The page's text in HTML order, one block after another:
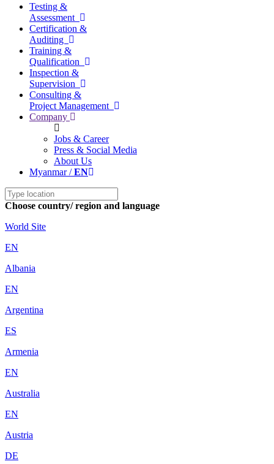
Testing &
Assessment
Certification &
Auditing
Training &
Qualification
Inspection &
Supervision
Consulting &
Project Management
Company
Jobs & Career
Press & Social Media
About Us
Myanmar /EN
Choose country/ region and language
World Site
EN
Albania
EN
Argentina
ES
Armenia
EN
Australia
EN
Austria
DE